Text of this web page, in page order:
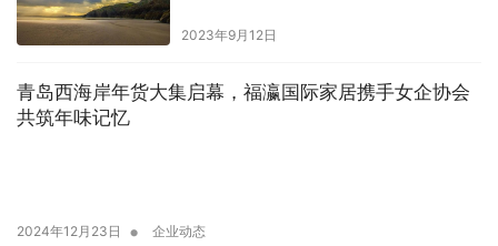
2023年9月12日
青岛西海岸年货大集启幕，福瀛国际家居携手女企协会
共筑年味记忆
2024年12月23日 • 企业动态